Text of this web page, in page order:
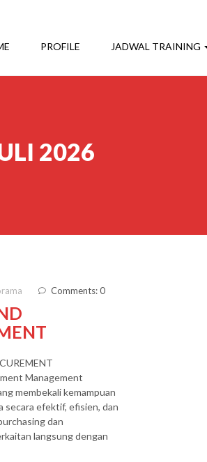
PROFILE JADWAL TRAINING
2026
Comments: 0
Management
membekali kemampuan
secara efektif, efisien, dan
dan
langsung dengan